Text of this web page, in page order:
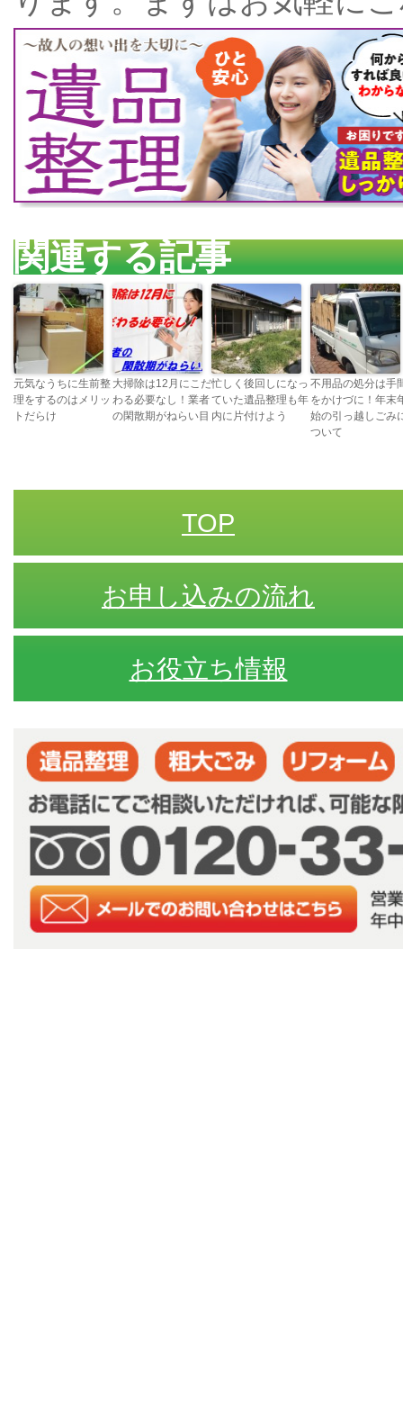
関連する記事
元気なうちに生前整
理をするのはメリッ
トだらけ
大掃除は12月にこだ
わる必要なし！業者
の閑散期がねらい目
忙しく後回しになっ
ていた遺品整理も年
内に片付けよう
不用品の処分は手
をかけづに！年末
始の引っ越しごみ
ついて
TOP
お申し込みの流れ
お役立ち情報